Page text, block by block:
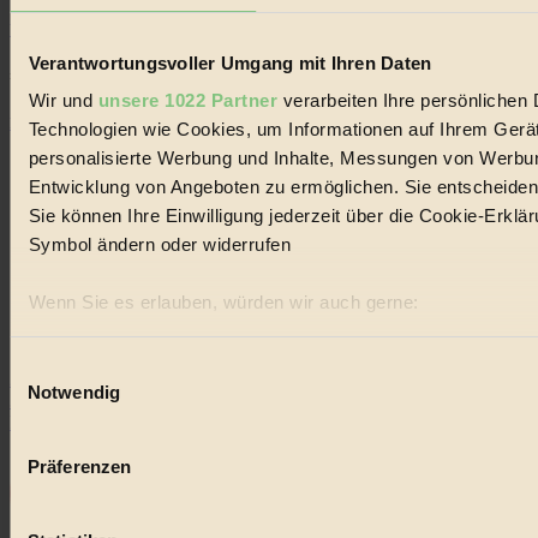
Verantwortungsvoller Umgang mit Ihren Daten
Wir und unsere 1022 Partnerverarbeiten Ihre persönlichen
Technologien wie Cookies, um Informationen auf Ihrem
personalisierte Werbung und Inhalte, Messungen von
Entwicklung von Angeboten zu ermöglichen. Sie
Sie können Ihre Einwilligung jederzeit über die Cookie-
Symbol ändern oder widerrufen
Wenn Sie es erlauben, würden wir auch gerne:
Informationen über Ihre geografische Lage
Erfahren Sie mehr darüber, wie Ihre persönlichen Daten
Notwendig
Präferenzen
Einkaufen
Impressum
Mediadaten
3.415 Follower